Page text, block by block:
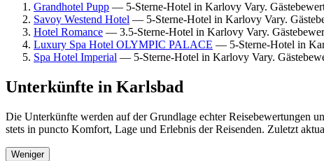
Grandhotel Pupp — 5-Sterne-Hotel in Karlovy Vary.
Savoy Westend Hotel — 5-Sterne-Hotel in Karlovy Vary.
Hotel Romance — 3.5-Sterne-Hotel in Karlovy Vary.
Luxury Spa Hotel OLYMPIC PALACE — 5-Sterne-Hotel in
Spa Hotel Imperial — 5-Sterne-Hotel in Karlovy Vary.
Unterkünfte in Karlsbad
Die Unterkünfte werden auf der Grundlage echter Reisebewertungen
stets in puncto Komfort, Lage und Erlebnis der Reisenden. Zuletzt
Weniger